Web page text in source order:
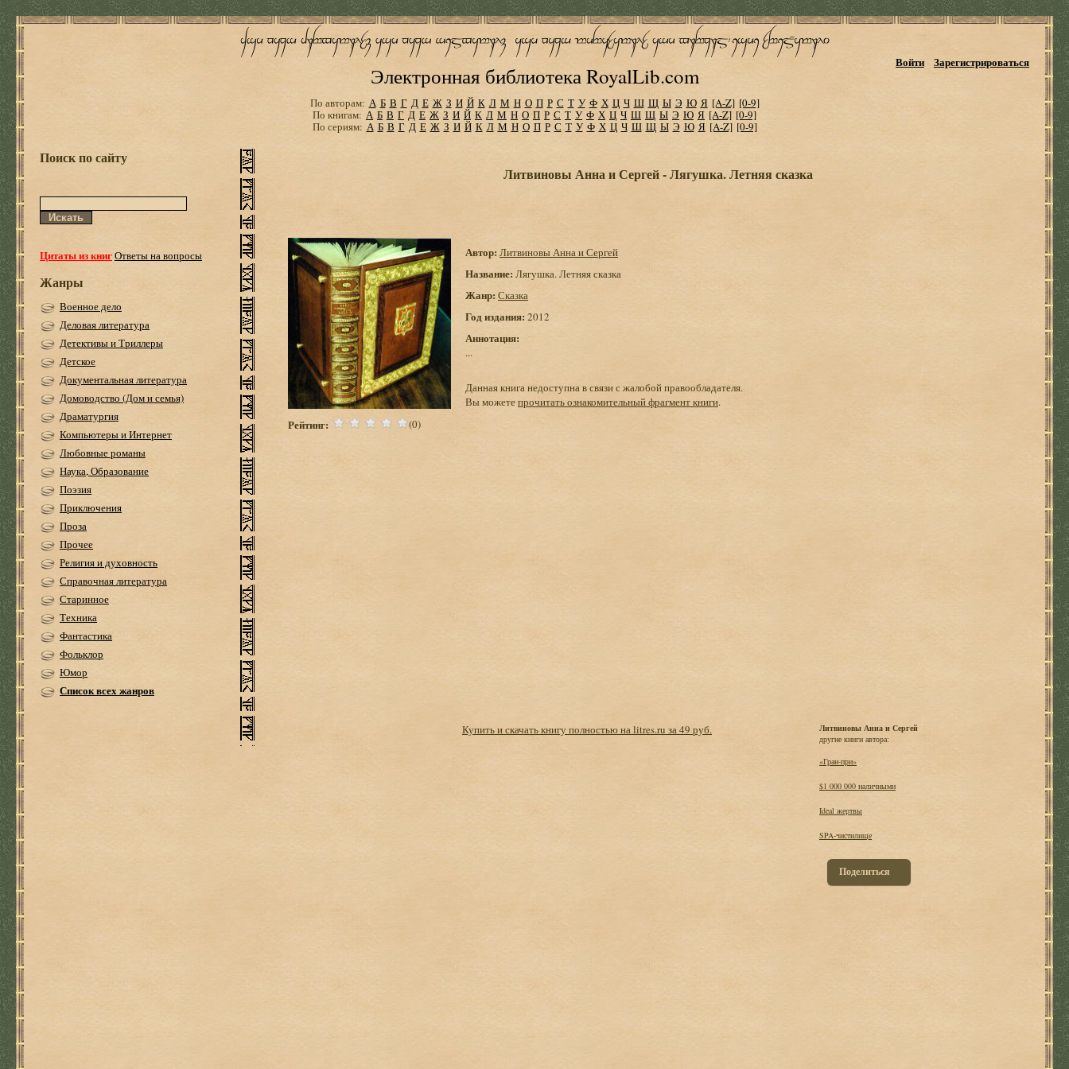
Электронная библиотека RoyalLib.com
Войти Зарегистрироваться
По авторам: А Б В Г Д Е Ж З И Й К Л М Н О П Р С Т У Ф Х Ц Ч Ш Щ Ы Э Ю Я [A-Z] [0-9]
По книгам: А Б В Г Д Е Ж З И Й К Л М Н О П Р С Т У Ф Х Ц Ч Ш Щ Ы Э Ю Я [A-Z] [0-9]
По сериям: А Б В Г Д Е Ж З И Й К Л М Н О П Р С Т У Ф Х Ц Ч Ш Щ Ы Э Ю Я [A-Z] [0-9]
Поиск по сайту
Цитаты из книгОтветы на вопросы
Жанры
Военное дело
Деловая литература
Детективы и Триллеры
Детское
Документальная литература
Домоводство (Дом и семья)
Драматургия
Компьютеры и Интернет
Любовные романы
Наука, Образование
Поэзия
Приключения
Проза
Прочее
Религия и духовность
Справочная литература
Старинное
Техника
Фантастика
Фольклор
Юмор
Список всех жанров
Литвиновы Анна и Сергей - Лягушка. Летняя сказка
Рейтинг: (0)
Автор: Литвиновы Анна и Сергей
Название: Лягушка. Летняя сказка
Жанр: Сказка
Год издания: 2012
Аннотация:
...
Данная книга недоступна в связи с жалобой правообладателя.
Вы можетепрочитать ознакомительный фрагмент книги.
Купить и скачать книгу полностью на litres.ru за 49 руб.
Литвиновы Анна и Сергей
другие книги автора:
«Гран-при»
$1 000 000 наличными
Ideal жертвы
SPA-чистилище
Поделиться